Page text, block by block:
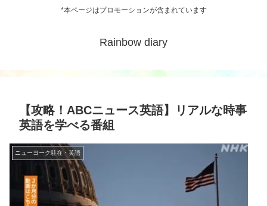
*本ページはプロモーションが含まれています
Rainbow diary
【攻略！ABCニュース英語】リアルな時事
英語を学べる番組
ニューヨーク駐在・英語